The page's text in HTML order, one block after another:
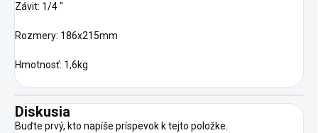
Závit: 1/4 "
Rozmery: 186x215mm
Hmotnosť: 1,6kg
Diskusia
Buďte prvý, kto napíše príspevok k tejto položke.